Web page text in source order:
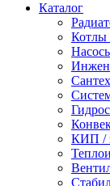
Каталог
Котлы
КИП /